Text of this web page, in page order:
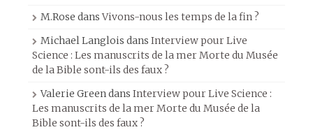
M.Rose dansVivons-nous les temps de la fin ?
Michael Langlois dans Interview pour Live
Science : Les manuscrits de la mer Morte du Musée
de la Bible sont-ils des faux ?
Valerie Greendans Interview pour Live Science :
Les manuscrits de la mer Morte du Musée de la
Bible sont-ils des faux ?